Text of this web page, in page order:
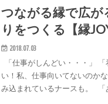
つながる縁で広が
りをつくる【縁
2018.07.03
「仕事がしんどい・・・」
い！私、仕事向いてないのか
み込まれているナースも。